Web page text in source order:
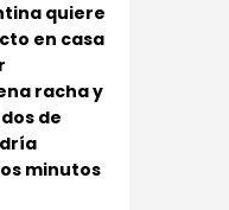
quiere
en casa
racha y
de
minutos